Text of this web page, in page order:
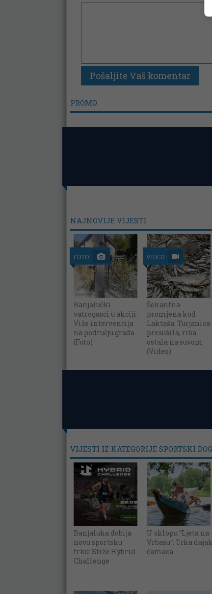
PROMO
NAJNOVIJE VIJESTI
FOTO
Banjalučki
vatrogasci u akciji:
Više intervencija
na području grada
(Foto)
VIDEO
Šokantna
promjena kod
Laktaša: Turjanica
presušila, riba
ostala na suvom
(Video)
VIJESTI IZ KATEGORIJE SPORTSKI
Banjaluka dobija
novu sportsku
trku: Stiže Hybrid
Challenge
U sklopu “Ljeta na
Vrbasu“: Trka dajak
čamaca